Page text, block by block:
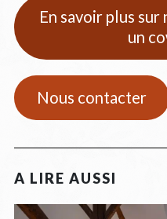
En savoir plus
un
Nous contacter